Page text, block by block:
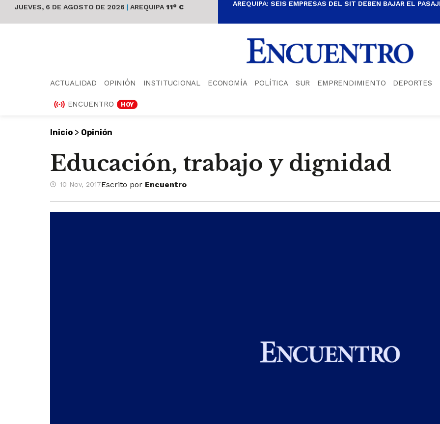
JUEVES, 6 DE AGOSTO DE 2026 | AREQUIPA 11° C AREQUIPA: SEIS EMPRESAS DEL SIT DEBEN BAJAR EL
ACTUALIDAD OPINIÓN INSTITUCIONAL ECONOMÍA POLÍTICA SUR EMPRENDIMIENTO DEPORTES
ENCUENTRO HOY
Inicio > Opinión
Educación, trabajo y dignidad
10 Nov, 2017Escrito por Encuentro